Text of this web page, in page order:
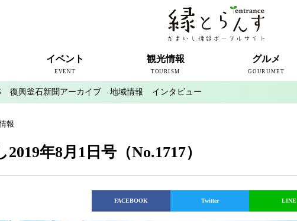
イベント
EVENT
釜石のイベント情報
観光情報
TOURISM
近代製鉄発祥の地
観光スポット
宿泊情報
釜石情報交流センター
魚河岸テラス
うのすまい・トモス
根浜シーサイド
SL銀河
三陸鉄道
グルメ
GOURUMET
復興釜石新聞アーカイブ 地域情報 インタビュー
報
年8月1日号（No.1717）
FACEBOOK Twitter LINE